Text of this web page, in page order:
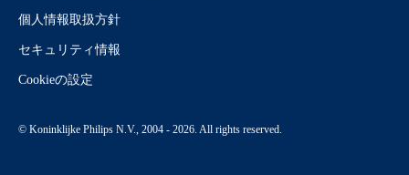
個人情報取扱方針
セキュリティ情報
Cookieの設定
© Koninklijke Philips N.V., 2004 - 2026. All rights reserved.